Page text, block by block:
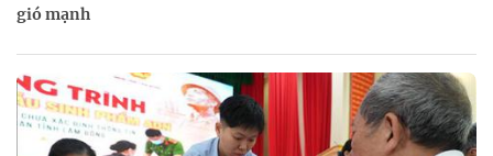
gió mạnh